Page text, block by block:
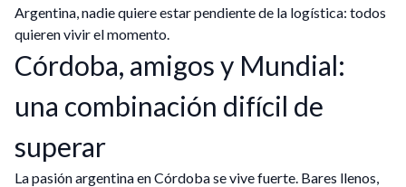
Argentina, nadie quiere estar pendiente de la logística: todos
quieren vivir el momento.
Córdoba, amigos y Mundial:
una combinación difícil de
superar
La pasión argentina en Córdoba se vive fuerte. Bares llenos,